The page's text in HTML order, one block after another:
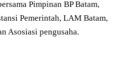
Pimpinan BP Batam,
Pemerintah, LAM Batam,
Asosiasi pengusaha.